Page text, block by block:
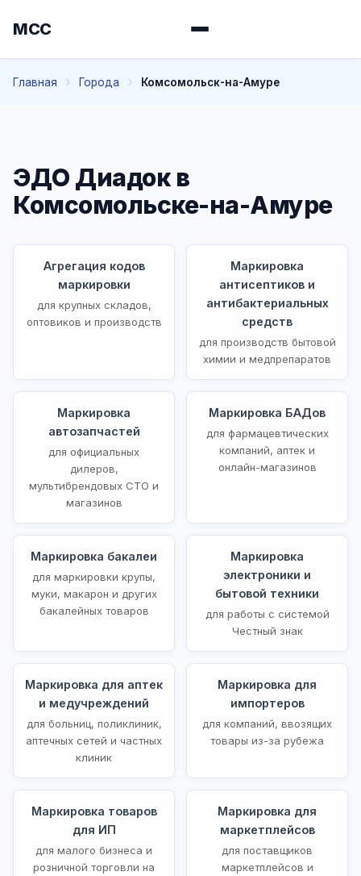
МСС
Главная Города Комсомольск-на-Амуре
ЭДО Диадок в
Комсомольске-на-Амуре
Агрегация кодов
маркировки
для крупных складов,
оптовиков и производств
Маркировка
антисептиков и
антибактериальных
средств
для производств бытовой
химии и медпрепаратов
Маркировка
автозапчастей
для официальных
дилеров,
мультибрендовых СТО и
магазинов
Маркировка БАДов
для фармацевтических
компаний, аптек и
онлайн-магазинов
Маркировка бакалеи
для маркировки крупы,
муки, макарон и других
бакалейных товаров
Маркировка
электроники и
бытовой техники
для работы с системой
Честный знак
Маркировка для аптек
и медучреждений
для больниц, поликлиник,
аптечных сетей и частных
клиник
Маркировка для
импортеров
для компаний, ввозящих
товары из-за рубежа
Маркировка товаров
для ИП
для малого бизнеса и
розничной торговли на
Маркировка для
маркетплейсов
для поставщиков
маркетплейсов и